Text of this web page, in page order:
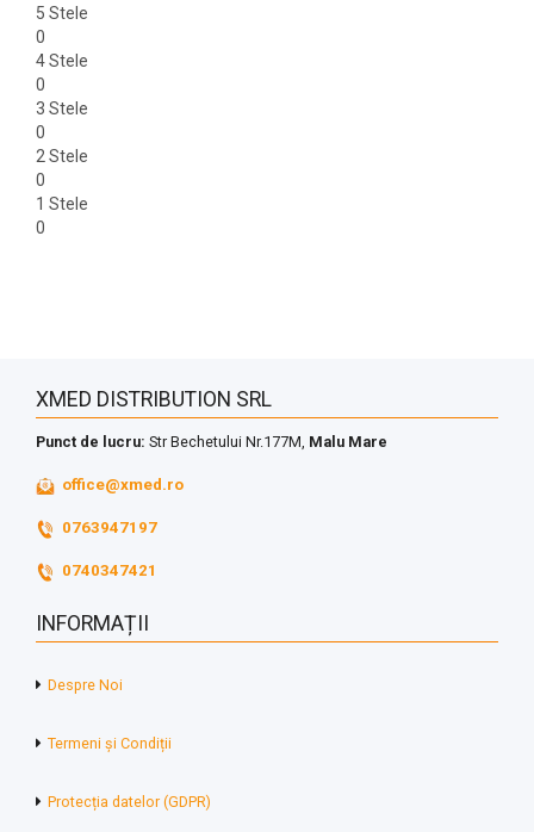
5 Stele
0
4 Stele
0
3 Stele
0
2 Stele
0
1 Stele
0
XMED DISTRIBUTION SRL
Punct de lucru: Str Bechetului Nr.177M, Malu Mare
office@xmed.ro
0763947197
0740347421
INFORMAȚII
Despre Noi
Termeni și Condiții
Protecția datelor (GDPR)